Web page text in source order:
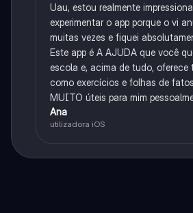
Uau, estou realmente
experimentar o app porque o vi
muitas vezes e fiquei
Este app é A AJUDA que você
escola e, acima de tudo, oferece
como exercícios e folhas de
MUITO úteis para mim
Ana
utilizadora iOS